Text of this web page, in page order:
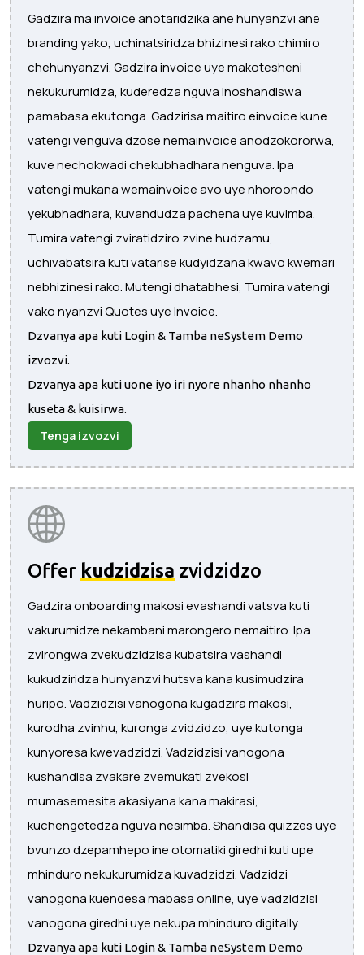
Gadzira ma invoice anotaridzika ane hunyanzvi ane
branding yako, uchinatsiridza bhizinesi rako chimiro
chehunyanzvi. Gadzira invoice uye makotesheni
nekukurumidza, kuderedza nguva inoshandiswa
pamabasa ekutonga. Gadzirisa maitiro einvoice kune
vatengi venguva dzose nemainvoice anodzokororwa,
kuve nechokwadi chekubhadhara nenguva. Ipa
vatengi mukana wemainvoice avo uye nhoroondo
yekubhadhara, kuvandudza pachena uye kuvimba.
Tumira vatengi zviratidziro zvine hudzamu,
uchivabatsira kuti vatarise kudyidzana kwavo kwemari
nebhizinesi rako. Mutengi dhatabhesi, Tumira vatengi
vako nyanzvi Quotes uye Invoice.
Dzvanya apa kuti Login & Tamba neSystem Demo
izvozvi.
Dzvanya apa kuti uone iyo iri nyore nhanho nhanho
kuseta & kuisirwa.
Tenga izvozvi
Offer kudzidzisa zvidzidzo
Gadzira onboarding makosi evashandi vatsva kuti
vakurumidze nekambani marongero nemaitiro. Ipa
zvirongwa zvekudzidzisa kubatsira vashandi
kukudziridza hunyanzvi hutsva kana kusimudzira
huripo. Vadzidzisi vanogona kugadzira makosi,
kurodha zvinhu, kuronga zvidzidzo, uye kutonga
kunyoresa kwevadzidzi. Vadzidzisi vanogona
kushandisa zvakare zvemukati zvekosi
mumasemesita akasiyana kana makirasi,
kuchengetedza nguva nesimba. Shandisa quizzes uye
bvunzo dzepamhepo ine otomatiki giredhi kuti upe
mhinduro nekukurumidza kuvadzidzi. Vadzidzi
vanogona kuendesa mabasa online, uye vadzidzisi
vanogona giredhi uye nekupa mhinduro digitally.
Dzvanya apa kuti Login & Tamba neSystem Demo